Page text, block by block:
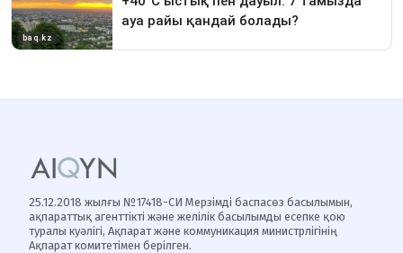
25.12.2018 жылғы №17418-СИ Мерзімді баспасөз басылымын,
ақпараттық агенттікті және желілік басылымды есепке қою
туралы куәлігі, Ақпарат және коммуникация министрлігінің
Ақпарат комитетімен берілген.